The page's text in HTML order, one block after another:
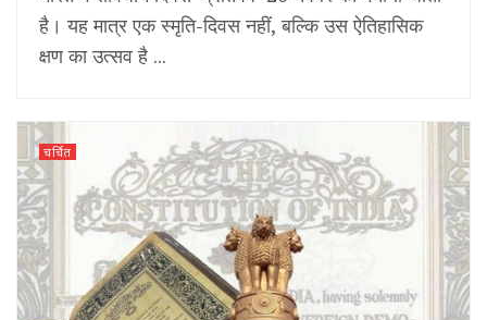
है। यह मात्र एक स्मृति-दिवस नहीं, बल्कि उस ऐतिहासिक
क्षण का उत्सव है ...
चर्चित